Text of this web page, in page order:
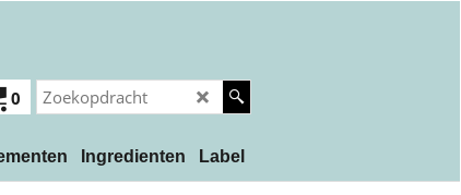
0
Ingredienten Label